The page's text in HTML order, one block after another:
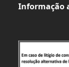
Informação